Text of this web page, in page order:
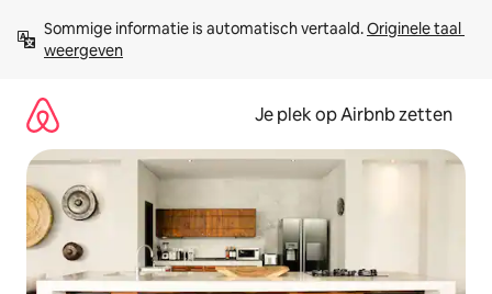
direct
naar
Sommige informatie is automatisch vertaald. Originele taal
weergeven
Je plek op Airbnb zetten